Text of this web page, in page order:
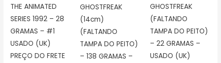
THE ANIMATED
SERIES 1992 – 28
GRAMAS – #1
USADO (UK)
PREÇO DO FRETE
GHOSTFREAK
(14cm)
(FALTANDO
TAMPA DO PEITO)
– 138 GRAMAS –
GHOSTFREAK
(FALTANDO
TAMPA DO PEITO)
– 22 GRAMAS –
USADO (UK)